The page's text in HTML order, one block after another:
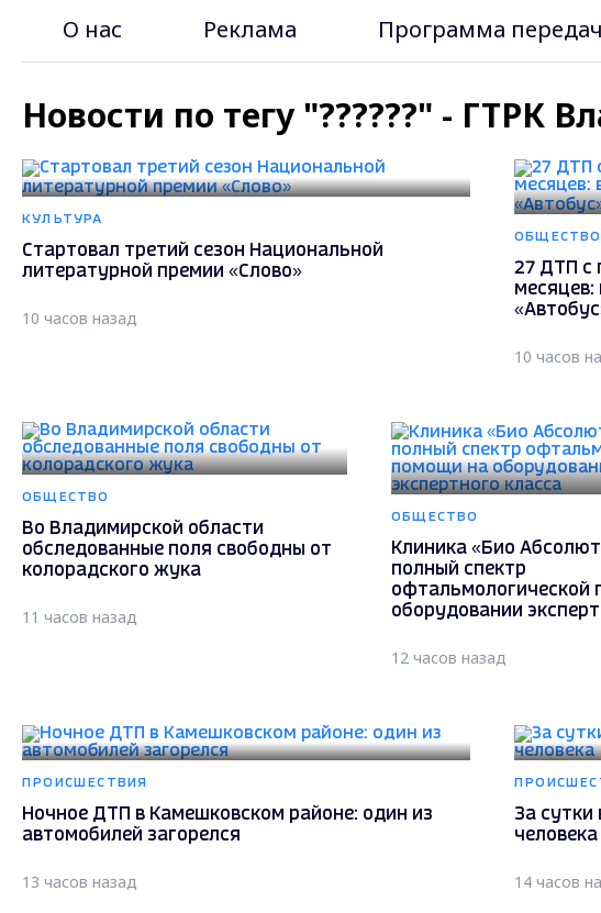
О нас Реклама Программа передач
Новости по тегу "??????" - ГТРК
КУЛЬТУРА
Стартовал третий сезон Национальной
литературной премии «Слово»
10 часов назад
ОБЩЕСТВО
27 ДТП с
10 часов
ОБЩЕСТВО
Во Владимирской области
обследованные поля свободны от
колорадского жука
11 часов назад
ОБЩЕСТВО
Клиника «Био
полный спектр
офтальмологической
оборудовании
12 часов назад
ПРОИСШЕСТВИЯ
Ночное ДТП в Камешковском районе: один из
автомобилей загорелся
13 часов назад
За сутки
человека
14 часов